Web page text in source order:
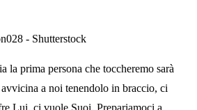
- Shutterstock
la prima persona che toccheremo sarà
a noi tenendolo in braccio, ci
Lui, ci vuole Suoi. Prepariamoci a